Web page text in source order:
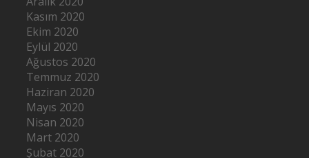
Kasım 2020
Ekim 2020
Eylül 2020
Ağustos 2020
Temmuz 2020
Haziran 2020
Mayıs 2020
Nisan 2020
Mart 2020
Şubat 2020